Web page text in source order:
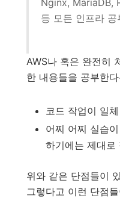
Nginx, MariaDB,
등 모든 인프라
AWS나 혹은 완전히
한 내용들을 공부한
코드 작업이 일
어찌 어찌 실습
하기에는 제대로
위와 같은 단점들이
그렇다고 이런 단점